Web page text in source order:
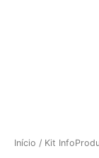
Início / Kit